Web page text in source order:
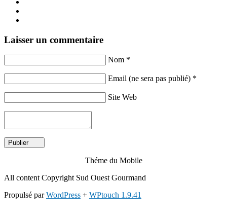
Laisser un commentaire
Nom *
Email (ne sera pas publié) *
Site Web
Théme du Mobile
All content Copyright Sud Ouest Gourmand
Propulsé parWordPress + WPtouch 1.9.41